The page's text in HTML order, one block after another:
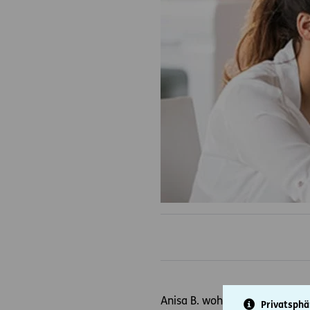
Anisa B. wohnt gemeinsam